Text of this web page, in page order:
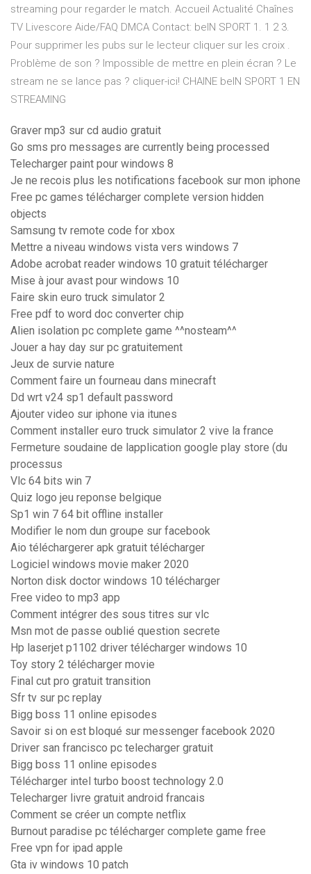
streaming pour regarder le match. Accueil Actualité Chaînes
TV Livescore Aide/FAQ DMCA Contact: beIN SPORT 1. 1 2 3.
Pour supprimer les pubs sur le lecteur cliquer sur les croix .
Problème de son ? Impossible de mettre en plein écran ? Le
stream ne se lance pas ? cliquer-ici! CHAINE beIN SPORT 1 EN
STREAMING
Graver mp3 sur cd audio gratuit
Go sms pro messages are currently being processed
Telecharger paint pour windows 8
Je ne recois plus les notifications facebook sur mon iphone
Free pc games télécharger complete version hidden
objects
Samsung tv remote code for xbox
Mettre a niveau windows vista vers windows 7
Adobe acrobat reader windows 10 gratuit télécharger
Mise à jour avast pour windows 10
Faire skin euro truck simulator 2
Free pdf to word doc converter chip
Alien isolation pc complete game ^^nosteam^^
Jouer a hay day sur pc gratuitement
Jeux de survie nature
Comment faire un fourneau dans minecraft
Dd wrt v24 sp1 default password
Ajouter video sur iphone via itunes
Comment installer euro truck simulator 2 vive la france
Fermeture soudaine de lapplication google play store (du
processus
Vlc 64 bits win 7
Quiz logo jeu reponse belgique
Sp1 win 7 64 bit offline installer
Modifier le nom dun groupe sur facebook
Aio téléchargerer apk gratuit télécharger
Logiciel windows movie maker 2020
Norton disk doctor windows 10 télécharger
Free video to mp3 app
Comment intégrer des sous titres sur vlc
Msn mot de passe oublié question secrete
Hp laserjet p1102 driver télécharger windows 10
Toy story 2 télécharger movie
Final cut pro gratuit transition
Sfr tv sur pc replay
Bigg boss 11 online episodes
Savoir si on est bloqué sur messenger facebook 2020
Driver san francisco pc telecharger gratuit
Bigg boss 11 online episodes
Télécharger intel turbo boost technology 2.0
Telecharger livre gratuit android francais
Comment se créer un compte netflix
Burnout paradise pc télécharger complete game free
Free vpn for ipad apple
Gta iv windows 10 patch